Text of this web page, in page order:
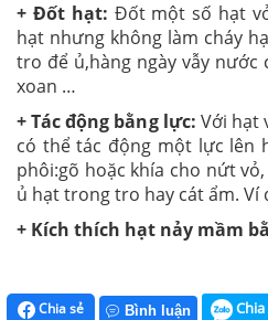
+ Đốt hạt: Đốt một số hạt
hạt nhưng không làm cháy
tro để ủ,hàng ngày vẫy nước
xoan …
+ Tác động bằng lực: Với hạt
có thể tác động một lực lên
phôi:gõ hoặc khía cho nứt
ủ hạt trong tro hay cát ẩm. Ví
+ Kích thích hạt nảy mầm
Chia sẻ Bình luận Chia